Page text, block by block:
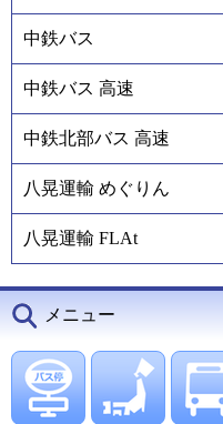
中鉄バス
中鉄バス 高速
中鉄北部バス 高速
八晃運輸 めぐりん
八晃運輸 FLAt
メニュー